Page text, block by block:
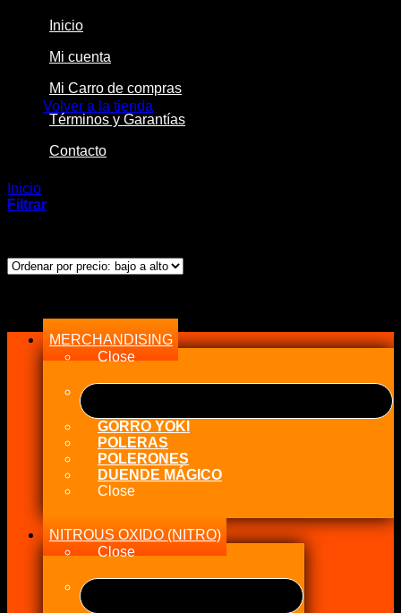
Volver a la tienda
Inicio
Mi cuenta
Mi Carro de compras
Términos y Garantías
Contacto
Inicio
Filtrar
MERCHANDISING
Close
GORRO YOKI
POLERAS
POLERONES
DUENDE MÁGICO
Close
NITROUS OXIDO (NITRO)
Close